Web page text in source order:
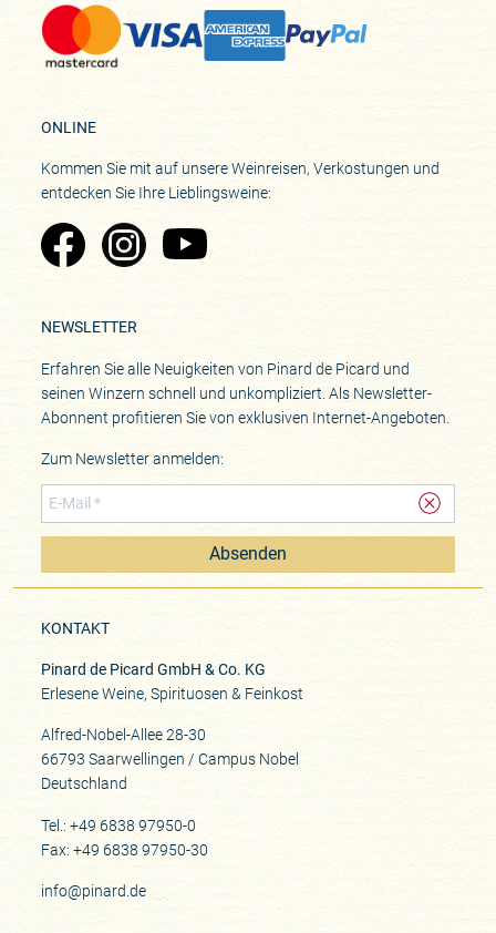
ONLINE
Kommen Sie mit auf unsere Weinreisen, Verkostungen und
entdecken Sie Ihre Lieblingsweine:
Zu Pinard's Facebook-Seite
Zu Pinard's Instagram-Seite
Zu Pinard's YouTube-Seite
NEWSLETTER
Erfahren Sie alle Neuigkeiten von Pinard de Picard und
seinen Winzern schnell und unkompliziert. Als Newsletter-
Abonnent profitieren Sie von exklusiven Internet-Angeboten.
Zum Newsletter anmelden:
Absenden
KONTAKT
Pinard de Picard GmbH & Co. KG
Erlesene Weine, Spirituosen & Feinkost
Alfred-Nobel-Allee 28-30
66793 Saarwellingen / Campus Nobel
Deutschland
Tel.: +49 6838 97950-0
Fax: +49 6838 97950-30
info@pinard.de